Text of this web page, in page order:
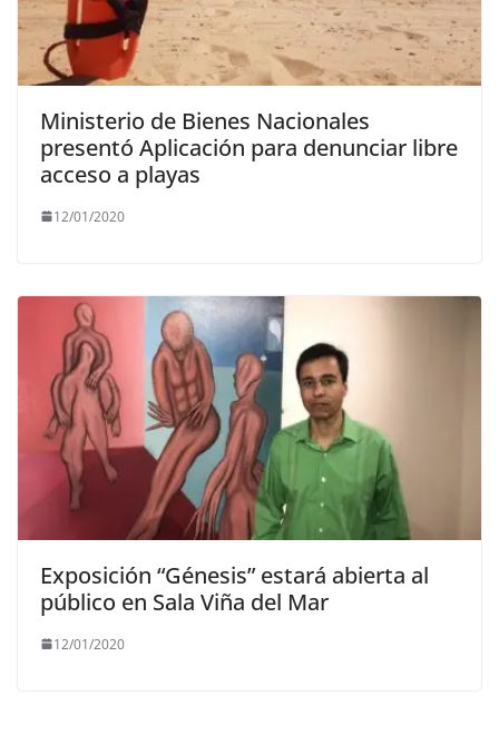
Ministerio de Bienes Nacionales
presentó Aplicación para denunciar libre
acceso a playas
12/01/2020
Exposición “Génesis” estará abierta al
público en Sala Viña del Mar
12/01/2020